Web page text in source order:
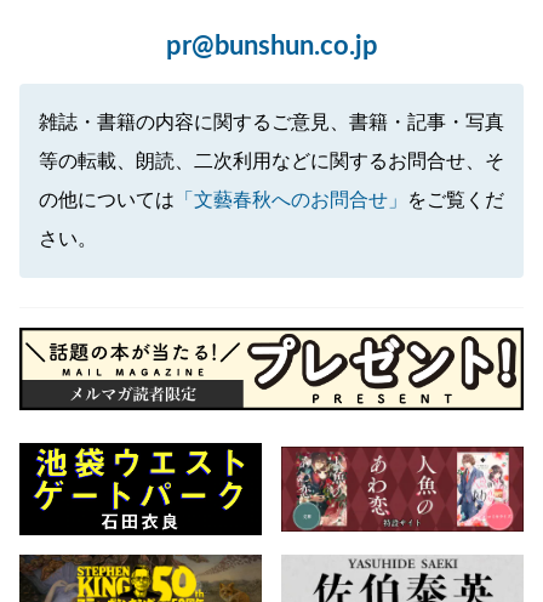
pr@bunshun.co.jp
雑誌・書籍の内容に関するご意見、書籍・記事・写真
等の転載、朗読、二次利用などに関するお問合せ、そ
の他については 「文藝春秋へのお問合せ」
をご覧くだ
さい。